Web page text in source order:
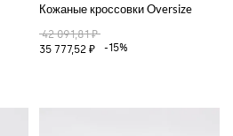
Кожаные кроссовки Oversize
42 091,81 ₽
35 777,52 ₽
-15%